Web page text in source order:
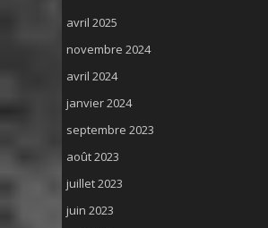
avril 2025
novembre 2024
avril 2024
janvier 2024
septembre 2023
août 2023
juillet 2023
juin 2023